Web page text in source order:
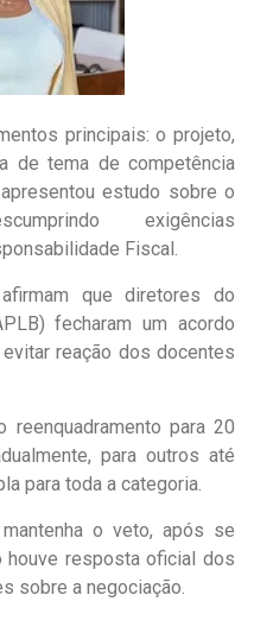
principais: o projeto,
de tema de competência
estudo sobre o
exigências
Fiscal.
que diretores do
fecharam um acordo
reação dos docentes
para 20
para outros até
para toda a categoria.
o veto, após se
houve resposta oficial dos
sobre a negociação.